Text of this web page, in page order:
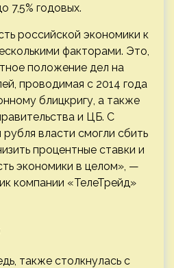
7,5% годовых.
российской экономики к
факторами. Это,
положение дел на
проводимая с 2014 года
блицкригу, а также
и ЦБ. С
власти смогли сбить
процентные ставки и
экономики в целом», —
компании «ТелеТрейд»
также столкнулась с